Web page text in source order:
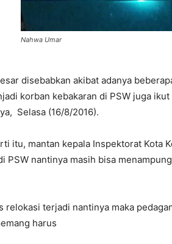
Nahwa Umar
disebabkan akibat adanya
korban kebakaran di PSW juga
Selasa (16/8/2016).
itu, mantan kepala Inspektorat Kota
nantinya masih bisa
terjadi nantinya maka
harus